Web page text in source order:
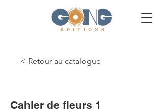
< Retour au catalogue
Cahier de fleurs 1